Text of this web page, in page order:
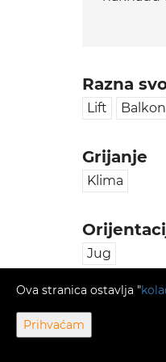
Razna
Lift Balkon
Grijanje
Klima
Jug
Ova stranica ostavlja "
Prihvaćam